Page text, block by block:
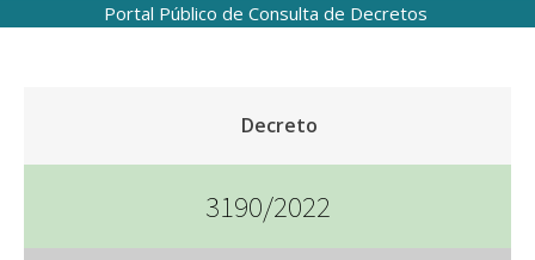
Portal Público de Consulta de Decretos
Decreto
3190/2022